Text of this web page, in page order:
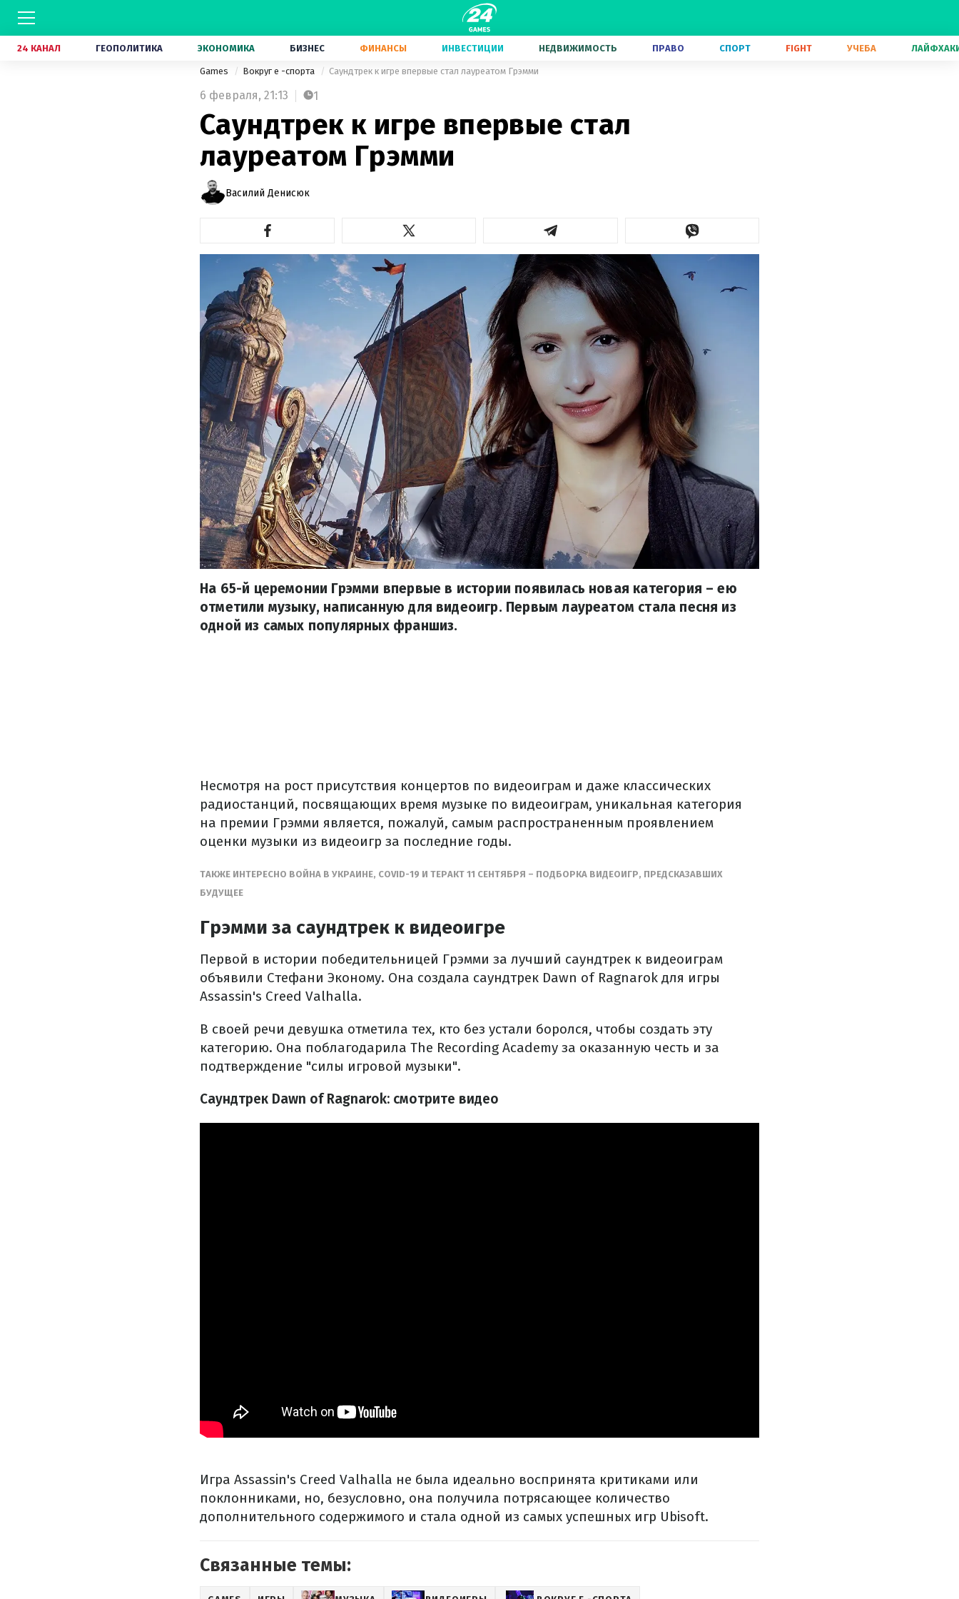
24 КАНАЛ ГЕОПОЛИТИКА ЭКОНОМИКА БИЗНЕС ФИНАНСЫ ИНВЕСТИЦИИ НЕДВИЖИМОСТЬ ПРАВО СПОРТ FIGHT УЧЕБА
Games Вокруг е -спорта Саундтрек к игре впервые стал лауреатом Грэмми
6 февраля, 21:13 1
Саундтрек к игре впервые стал
лауреатом Грэмми
Василий Денисюк
На 65-й церемонии Грэмми впервые в истории появилась новая категория – ею
отметили музыку, написанную для видеоигр. Первым лауреатом стала песня из
одной из самых популярных франшиз.
Несмотря на рост присутствия концертов по видеоиграм и даже классических
радиостанций, посвящающих время музыке по видеоиграм, уникальная категория
на премии Грэмми является, пожалуй, самым распространенным проявлением
оценки музыки из видеоигр за последние годы.
ТАКЖЕ ИНТЕРЕСНО ВОЙНА В УКРАИНЕ, COVID-19 И ТЕРАКТ 11 СЕНТЯБРЯ – ПОДБОРКА ВИДЕОИГР, ПРЕДСКАЗАВШИХ
БУДУЩЕЕ
Грэмми за саундтрек к видеоигре
Первой в истории победительницей Грэмми за лучший саундтрек к видеоиграм
объявили Стефани Эконому. Она создала саундтрек Dawn of Ragnarok для игры
Assassin's Creed Valhalla.
В своей речи девушка отметила тех, кто без устали боролся, чтобы создать эту
категорию. Она поблагодарила The Recording Academy за оказанную честь и за
подтверждение "силы игровой музыки".
Саундтрек Dawn of Ragnarok: смотрите видео
Игра Assassin's Creed Valhalla не была идеально воспринята критиками или
поклонниками, но, безусловно, она получила потрясающее количество
дополнительного содержимого и стала одной из самых успешных игр Ubisoft.
Связанные темы: